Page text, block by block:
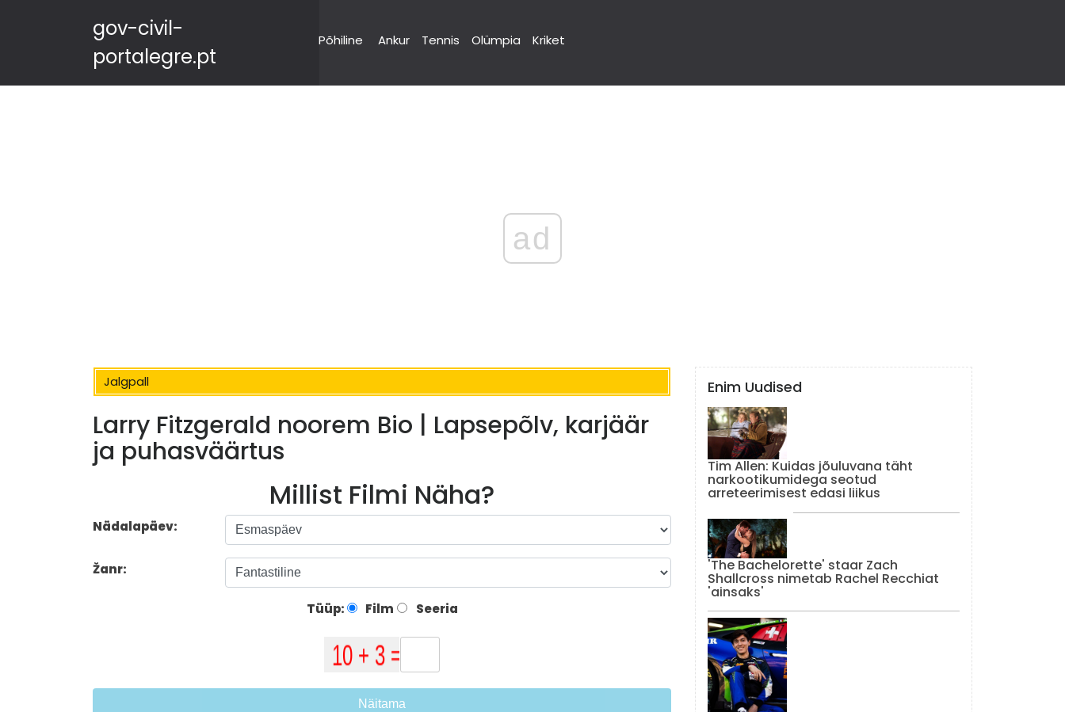
gov-civil-
portalegre.pt
Põhiline Ankur Tennis Olümpia Kriket
ad
Jalgpall
Larry Fitzgerald noorem Bio | Lapsepõlv, karjäär
ja puhasväärtus
Millist Filmi Näha?
Nädalapäev:
Žanr:
Tüüp: Film Seeria
Näitama
Enim Uudised
Tim Allen: Kuidas jõuluvana täht
narkootikumidega seotud
arreteerimisest edasi liikus
'The Bachelorette' staar Zach
Shallcross nimetab Rachel Recchiat
'ainsaks'